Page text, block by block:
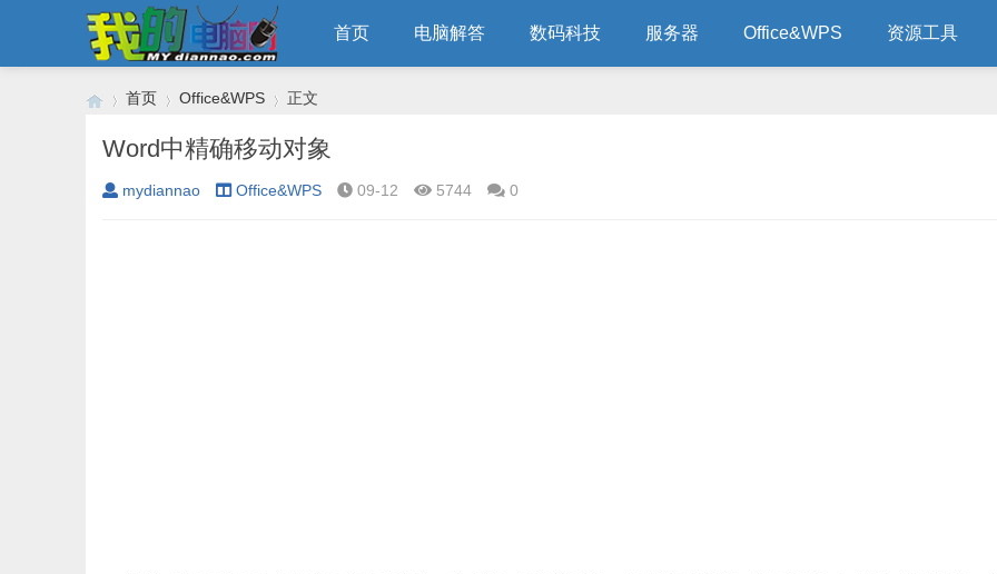
首页 电脑解答 数码科技 服务器 Office&WPS 资源工具
›
首页
›
Office&WPS
›
正文
Word中精确移动对象
mydiannao Office&WPS 09-12 5744 0